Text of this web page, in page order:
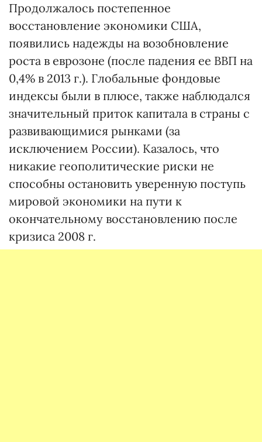
Продолжалось постепенное
восстановление экономики США,
появились надежды на возобновление
роста в еврозоне (после падения ее ВВП на
0,4% в 2013 г.). Глобальные фондовые
индексы были в плюсе, также наблюдался
значительный приток капитала в страны с
развивающимися рынками (за
исключением России). Казалось, что
никакие геополитические риски не
способны остановить уверенную поступь
мировой экономики на пути к
окончательному восстановлению после
кризиса 2008 г.